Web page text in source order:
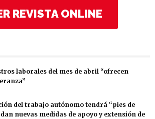
REVISTA ONLINE
laborales del mes de abril “ofrecen
del trabajo autónomo tendrá “pies de
nuevas medidas de apoyo y extensión de